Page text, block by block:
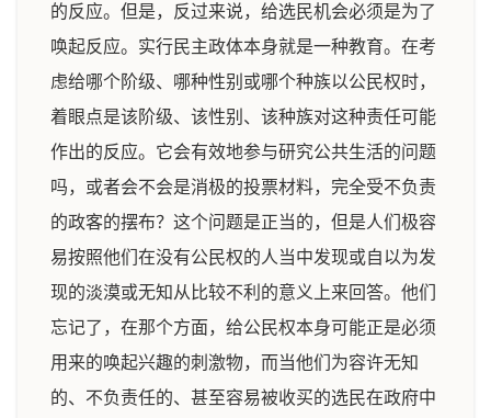
的反应。但是，反过来说，给选民机会必须是为了
唤起反应。实行民主政体本身就是一种教育。在考
虑给哪个阶级、哪种性别或哪个种族以公民权时，
着眼点是该阶级、该性别、该种族对这种责任可能
作出的反应。它会有效地参与研究公共生活的问题
吗，或者会不会是消极的投票材料，完全受不负责
的政客的摆布？这个问题是正当的，但是人们极容
易按照他们在没有公民权的人当中发现或自以为发
现的淡漠或无知从比较不利的意义上来回答。他们
忘记了，在那个方面，给公民权本身可能正是必须
用来的唤起兴趣的刺激物，而当他们为容许无知
的、不负责任的、甚至容易被收买的选民在政府中